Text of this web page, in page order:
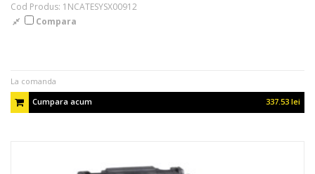
Cod Produs: 1NCATESYSX00912
Compara
La comanda
Cumpara acum
337.53 lei